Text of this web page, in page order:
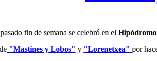
fin de semana se celebró en el
"Mastines y Lobos" y "Lorenetxea" por